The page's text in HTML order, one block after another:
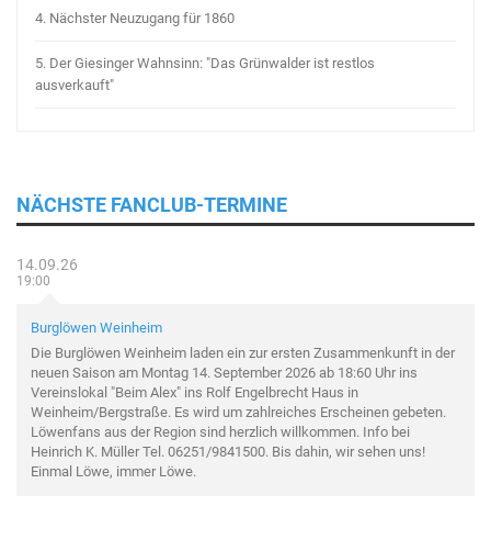
4. Nächster Neuzugang für 1860
5. Der Giesinger Wahnsinn: "Das Grünwalder ist restlos
ausverkauft"
NÄCHSTE FANCLUB-TERMINE
14.09.26
19:00
Burglöwen Weinheim
Die Burglöwen Weinheim laden ein zur ersten Zusammenkunft in der
neuen Saison am Montag 14. September 2026 ab 18:60 Uhr ins
Vereinslokal "Beim Alex" ins Rolf Engelbrecht Haus in
Weinheim/Bergstraße. Es wird um zahlreiches Erscheinen gebeten.
Löwenfans aus der Region sind herzlich willkommen. Info bei
Heinrich K. Müller Tel. 06251/9841500. Bis dahin, wir sehen uns!
Einmal Löwe, immer Löwe.